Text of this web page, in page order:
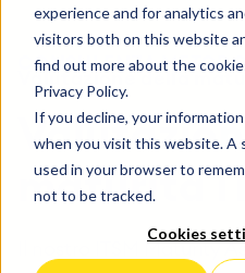
experience and for analytics
visitors both on this website
find out more about the
Privacy Policy.
If you decline, your
when you visit this website. A
used in your browser to
not to be tracked.
Cookies
CONSULENZA
Valutazione della
maturità
Il nostro ITSM Maturity